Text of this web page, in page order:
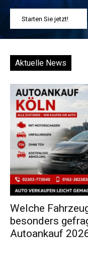
Starten Sie jetzt!
Aktuelle News
Welche
besonders
Autoankauf